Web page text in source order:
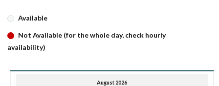
Available
Not Available (for the whole day, check hourly
availability)
August 2026